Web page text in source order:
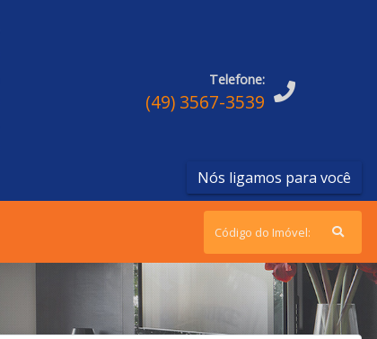
Telefone:
(49) 3567-3539
Nós ligamos para você